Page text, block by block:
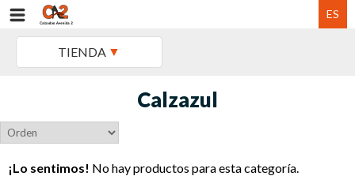
ES
TIENDA
Calzazul
¡Lo sentimos! No hay productos para esta categoría.